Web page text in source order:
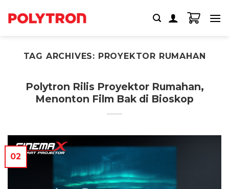
TAG ARCHIVES: PROYEKTOR RUMAHAN
Polytron Rilis Proyektor Rumahan,
Menonton Film Bak di Bioskop
02